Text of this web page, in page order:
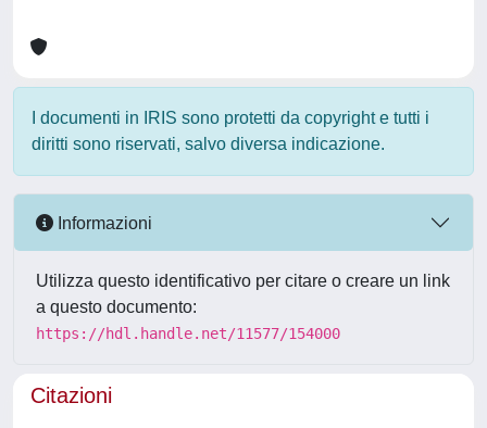
I documenti in IRIS sono protetti da copyright e tutti i
diritti sono riservati, salvo diversa indicazione.
Informazioni
Utilizza questo identificativo per citare o creare un link
a questo documento:
https://hdl.handle.net/11577/154000
Citazioni